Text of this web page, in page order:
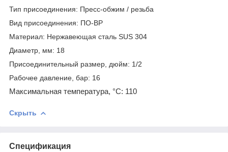
Тип присоединения: Пресс-обжим / резьба
Вид присоединения: ПО-ВР
Материал: Нержавеющая сталь SUS 304
Диаметр, мм: 18
Присоединительный размер, дюйм: 1/2
Рабочее давление, бар: 16
Максимальная температура, °С: 110
Скрыть
Спецификация